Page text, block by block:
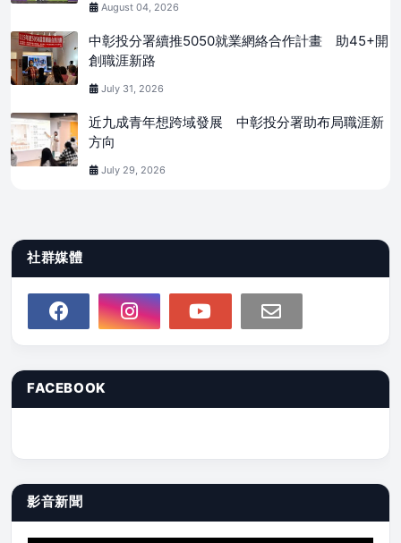
August 04, 2026
中彰投分署續推5050就業網絡合作計畫 助45+開
創職涯新路
July 31, 2026
近九成青年想跨域發展 中彰投分署助布局職涯新
方向
July 29, 2026
社群媒體
FACEBOOK
影音新聞